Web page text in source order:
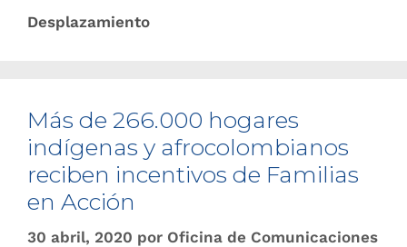
Desplazamiento
Más de 266.000 hogares
indígenas y afrocolombianos
reciben incentivos de Familias
en Acción
30 abril, 2020 por Oficina de Comunicaciones